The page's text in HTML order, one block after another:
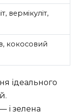
вермікуліт,
кокосовий
ідеального
і зелена